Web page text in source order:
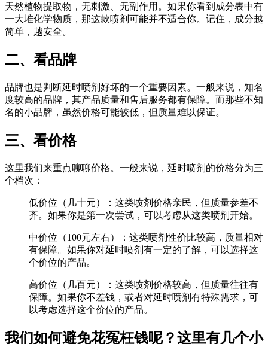
天然植物提取物，无刺激、无副作用。如果你看到成分表中有
一大堆化学物质，那这款喷剂可能并不适合你。记住，成分越
简单，越安全。
二、看品牌
品牌也是判断延时喷剂好坏的一个重要因素。一般来说，知名
度较高的品牌，其产品质量和售后服务都有保障。而那些不知
名的小品牌，虽然价格可能较低，但质量难以保证。
三、看价格
这里我们来重点聊聊价格。一般来说，延时喷剂的价格分为三
个档次：
低价位（几十元）：这类喷剂价格亲民，但质量参差不
齐。如果你是第一次尝试，可以考虑从这类喷剂开始。
中价位（100元左右）：这类喷剂性价比较高，质量相对
有保障。如果你对延时喷剂有一定的了解，可以选择这
个价位的产品。
高价位（几百元）：这类喷剂价格较高，但质量往往有
保障。如果你不差钱，或者对延时喷剂有特殊需求，可
以考虑选择这个价位的产品。
我们如何避免花冤枉钱呢？这里有几个小